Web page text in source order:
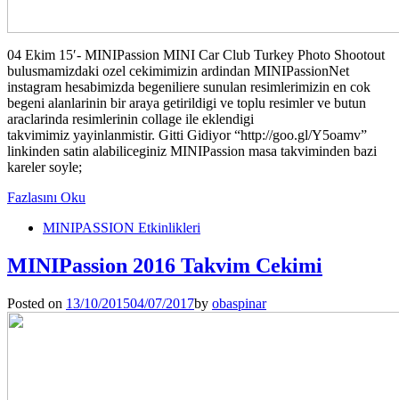
04 Ekim 15′- MINIPassion MINI Car Club Turkey Photo Shootout
bulusmamizdaki ozel cekimimizin ardindan MINIPassionNet
instagram hesabimizda begeniliere sunulan resimlerimizin en cok
begeni alanlarinin bir araya getirildigi ve toplu resimler ve butun
araclarinda resimlerinin collage ile eklendigi
takvimimiz yayinlanmistir. Gitti Gidiyor “http://goo.gl/Y5oamv”
linkinden satin alabiliceginiz MINIPassion masa takviminden bazi
kareler soyle;
Fazlasını Oku
MINIPASSION Etkinlikleri
MINIPassion 2016 Takvim Cekimi
Posted on 13/10/201504/07/2017by obaspinar